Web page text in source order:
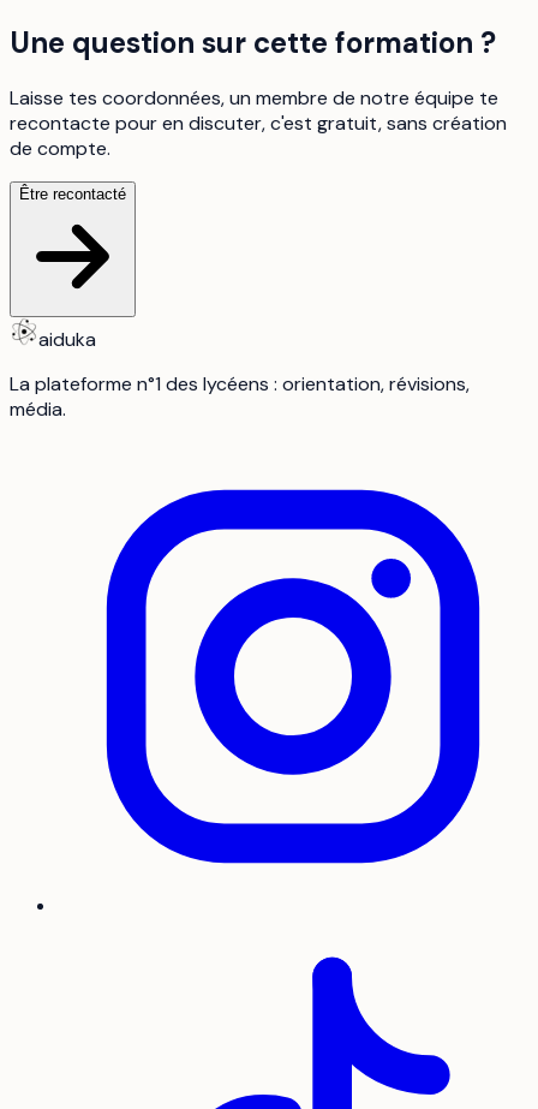
Une question sur cette formation ?
Laisse tes coordonnées, un membre de notre équipe te
recontacte pour en discuter, c'est gratuit, sans création
de compte.
Être recontacté
aiduka
La plateforme n°1 des lycéens : orientation, révisions,
média.